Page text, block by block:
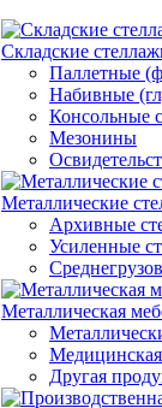
Складские
Паллетные
Набивные
Консольные
Мезонины
Металлические
Архивные
Усиленные
Металлическая
Другая